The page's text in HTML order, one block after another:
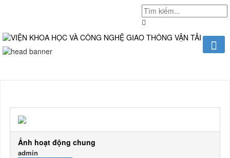
Ảnh hoạt động chung
admin